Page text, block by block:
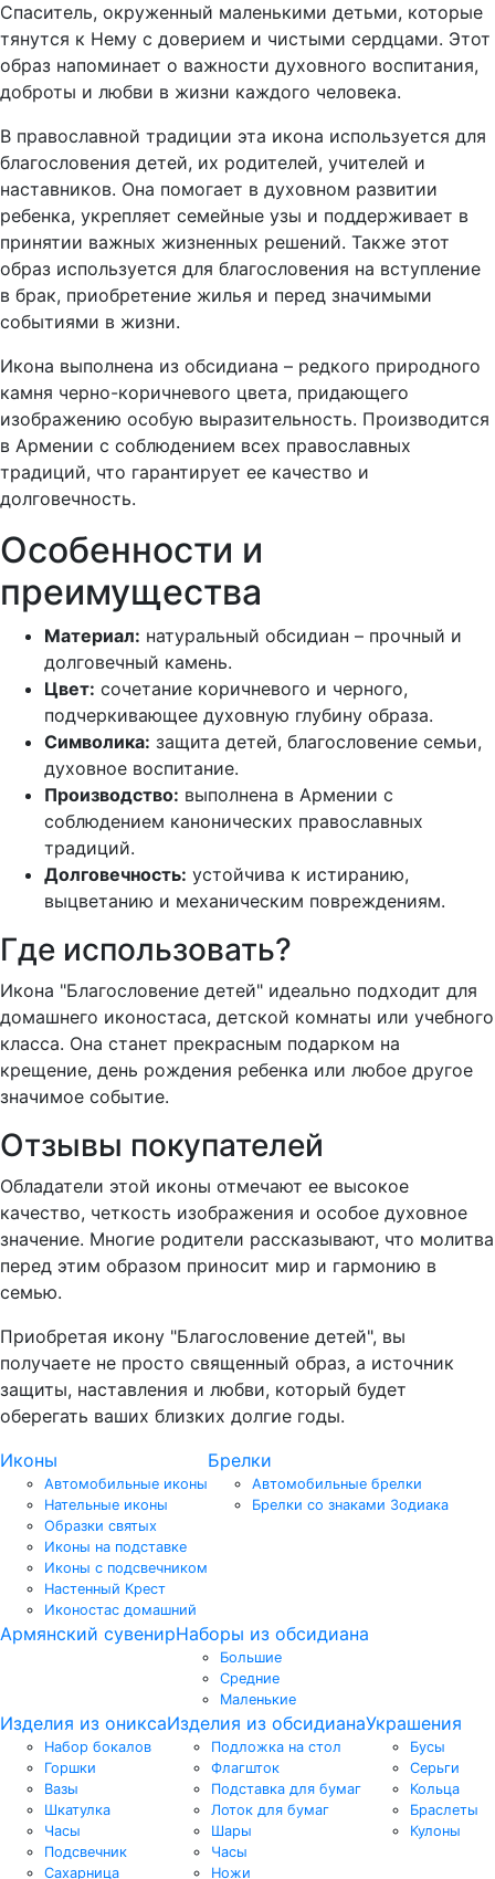
Спаситель, окруженный маленькими детьми, которые
тянутся к Нему с доверием и чистыми сердцами. Этот
образ напоминает о важности духовного воспитания,
доброты и любви в жизни каждого человека.
В православной традиции эта икона используется для
благословения детей, их родителей, учителей и
наставников. Она помогает в духовном развитии
ребенка, укрепляет семейные узы и поддерживает в
принятии важных жизненных решений. Также этот
образ используется для благословения на вступление
в брак, приобретение жилья и перед значимыми
событиями в жизни.
Икона выполнена из обсидиана – редкого природного
камня черно-коричневого цвета, придающего
изображению особую выразительность. Производится
в Армении с соблюдением всех православных
традиций, что гарантирует ее качество и
долговечность.
Особенности и
преимущества
Материал: натуральный обсидиан – прочный и
долговечный камень.
Цвет: сочетание коричневого и черного,
подчеркивающее духовную глубину образа.
Символика: защита детей, благословение семьи,
духовное воспитание.
Производство: выполнена в Армении с
соблюдением канонических православных
традиций.
Долговечность: устойчива к истиранию,
выцветанию и механическим повреждениям.
Где использовать?
Икона "Благословение детей" идеально подходит для
домашнего иконостаса, детской комнаты или учебного
класса. Она станет прекрасным подарком на
крещение, день рождения ребенка или любое другое
значимое событие.
Отзывы покупателей
Обладатели этой иконы отмечают ее высокое
качество, четкость изображения и особое духовное
значение. Многие родители рассказывают, что молитва
перед этим образом приносит мир и гармонию в
семью.
Приобретая икону "Благословение детей", вы
получаете не просто священный образ, а источник
защиты, наставления и любви, который будет
оберегать ваших близких долгие годы.
Иконы
Автомобильные иконы
Нательные иконы
Образки святых
Иконы на подставке
Иконы с подсвечником
Настенный Крест
Иконостас домашний
Брелки
Автомобильные брелки
Брелки со знаками Зодиака
Армянский сувенирНаборы из обсидиана
Большие
Средние
Маленькие
Изделия из оникса
Набор бокалов
Горшки
Вазы
Шкатулка
Часы
Подсвечник
Сахарница
Изделия из обсидиана
Подложка на стол
Флагшток
Подставка для бумаг
Лоток для бумаг
Шары
Часы
Ножи
Украшения
Бусы
Серьги
Кольца
Браслеты
Кулоны